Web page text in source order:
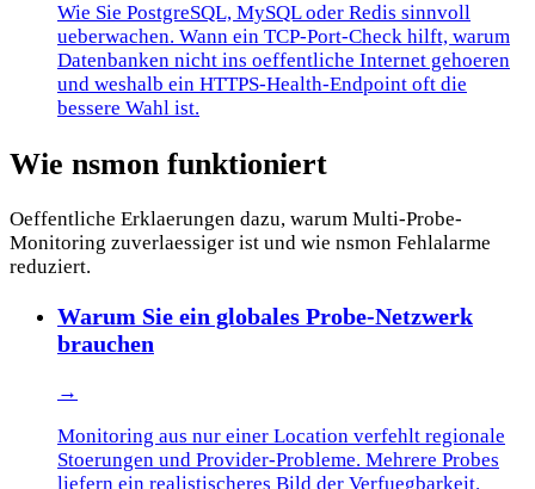
Wie Sie PostgreSQL, MySQL oder Redis sinnvoll
ueberwachen. Wann ein TCP-Port-Check hilft, warum
Datenbanken nicht ins oeffentliche Internet gehoeren
und weshalb ein HTTPS-Health-Endpoint oft die
bessere Wahl ist.
Wie nsmon funktioniert
Oeffentliche Erklaerungen dazu, warum Multi-Probe-
Monitoring zuverlaessiger ist und wie nsmon Fehlalarme
reduziert.
Warum Sie ein globales Probe-Netzwerk
brauchen
→
Monitoring aus nur einer Location verfehlt regionale
Stoerungen und Provider-Probleme. Mehrere Probes
liefern ein realistischeres Bild der Verfuegbarkeit.